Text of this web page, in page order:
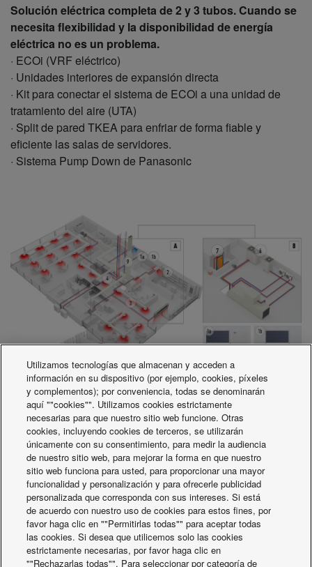
Solución eléctrica completa de 2 y 3 tubos. Cuando se
necesita flexibilidad y la disponibilidad de energía
eléctrica no es un problema.
· ECOi (VRF eléctrico)
· Unidades interiores de expansión directa
· Kit para conectar el sistema de ECOi a una unidad de
tratamiento del aire (UTA)
· Split de pared TKEA para enfriar de forma fiable y
eficiente las salas de servidores.
· Sistema Pump Down de Panasonic
Utilizamos tecnologías que almacenan y acceden a
información en su dispositivo (por ejemplo, cookies, píxeles
y complementos); por conveniencia, todas se denominarán
aquí ""cookies"". Utilizamos cookies estrictamente
necesarias para que nuestro sitio web funcione. Otras
cookies, incluyendo cookies de terceros, se utilizarán
únicamente con su consentimiento, para medir la audiencia
de nuestro sitio web, para mejorar la forma en que nuestro
sitio web funciona para usted, para proporcionar una mayor
funcionalidad y personalización y para ofrecerle publicidad
personalizada que corresponda con sus intereses. Si está
de acuerdo con nuestro uso de cookies para estos fines, por
favor haga clic en ""Permitirlas todas"" para aceptar todas
las cookies. Si desea que utilicemos solo las cookies
estrictamente necesarias, por favor haga clic en
""Rechazarlas todas"". Para seleccionar por categoría de